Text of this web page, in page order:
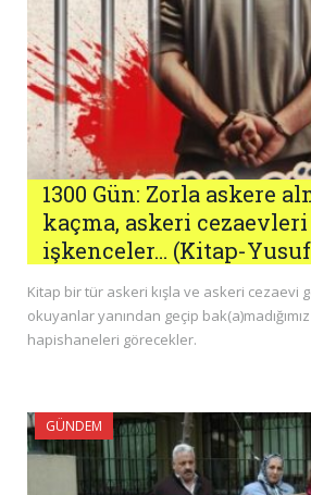
1300 Gün: Zorla askere
kaçma, askeri
işkenceler… (Kitap-
Kitap bir tür askeri kışla ve askeri cezaevi
okuyanlar yanından geçip
hapishaneleri görecekler.
GÜNDEM